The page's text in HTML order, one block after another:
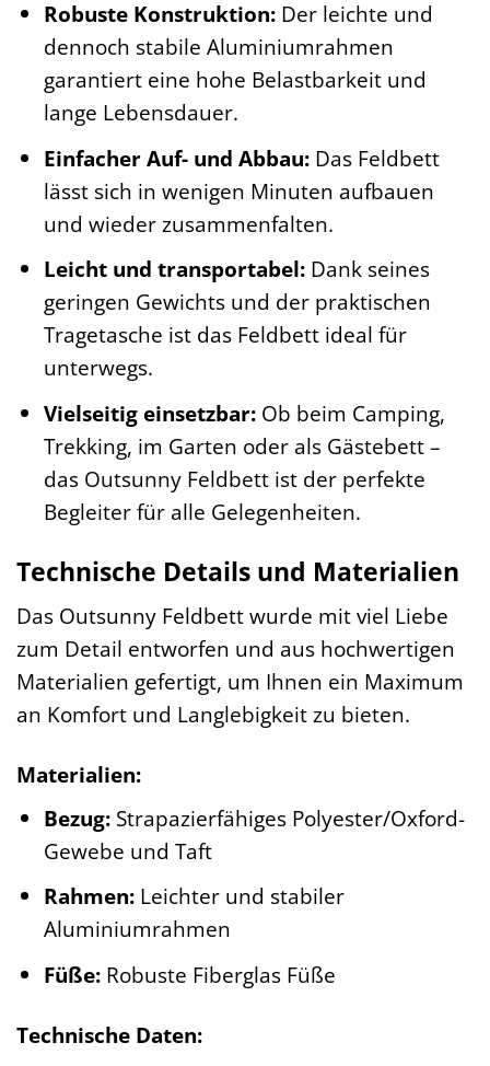
Robuste Konstruktion:Der leichte und
dennoch stabile Aluminiumrahmen
garantiert eine hohe Belastbarkeit und
lange Lebensdauer.
Einfacher Auf- und Abbau:Das Feldbett
lässt sich in wenigen Minuten aufbauen
und wieder zusammenfalten.
Leicht und transportabel:Dank seines
geringen Gewichts und der praktischen
Tragetasche ist das Feldbett ideal für
unterwegs.
Vielseitig einsetzbar:Ob beim Camping,
Trekking, im Garten oder als Gästebett –
das Outsunny Feldbett ist der perfekte
Begleiter für alle Gelegenheiten.
Technische Details und Materialien
Das Outsunny Feldbett wurde mit viel Liebe
zum Detail entworfen und aus hochwertigen
Materialien gefertigt, um Ihnen ein Maximum
an Komfort und Langlebigkeit zu bieten.
Materialien:
Bezug:Strapazierfähiges Polyester/Oxford-
Gewebe und Taft
Rahmen:Leichter und stabiler
Aluminiumrahmen
Füße:Robuste Fiberglas Füße
Technische Daten: